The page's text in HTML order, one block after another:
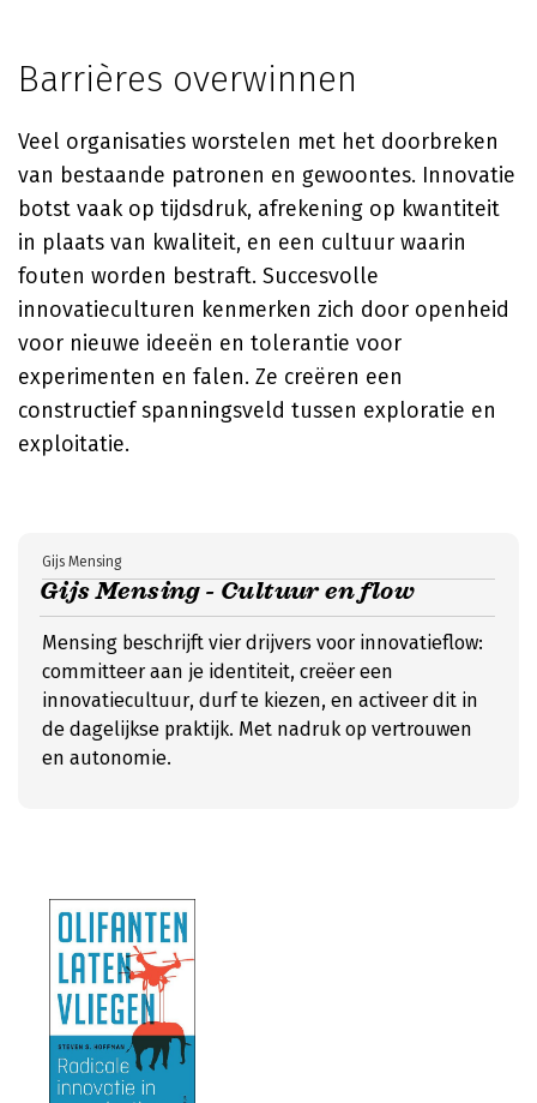
Barrières overwinnen
Veel organisaties worstelen met het doorbreken
van bestaande patronen en gewoontes. Innovatie
botst vaak op tijdsdruk, afrekening op kwantiteit
in plaats van kwaliteit, en een cultuur waarin
fouten worden bestraft. Succesvolle
innovatieculturen kenmerken zich door openheid
voor nieuwe ideeën en tolerantie voor
experimenten en falen. Ze creëren een
constructief spanningsveld tussen exploratie en
exploitatie.
Gijs Mensing - Cultuur en flow
Gijs Mensing
Mensing beschrijft vier drijvers voor innovatieflow:
committeer aan je identiteit, creëer een
innovatiecultuur, durf te kiezen, en activeer dit in
de dagelijkse praktijk. Met nadruk op vertrouwen
en autonomie.